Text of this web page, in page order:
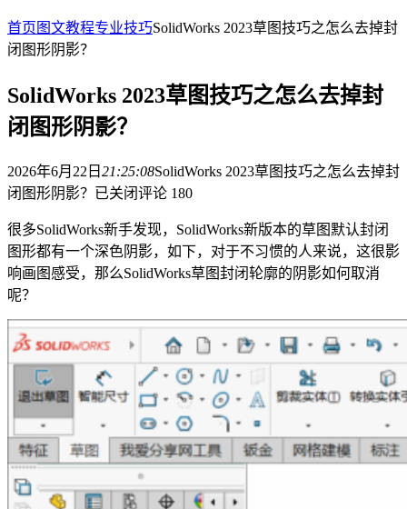
首页 图文教程专业技巧SolidWorks 2023草图技巧之怎么去掉封
闭图形阴影？
SolidWorks 2023草图技巧之怎么去掉封
闭图形阴影？
2026年6月22日 21:25:08SolidWorks 2023草图技巧之怎么去掉封
闭图形阴影？ 已关闭评论 180
很多SolidWorks新手发现，SolidWorks新版本的草图默认封闭
图形都有一个深色阴影，如下，对于不习惯的人来说，这很影
响画图感受，那么SolidWorks草图封闭轮廓的阴影如何取消
呢？